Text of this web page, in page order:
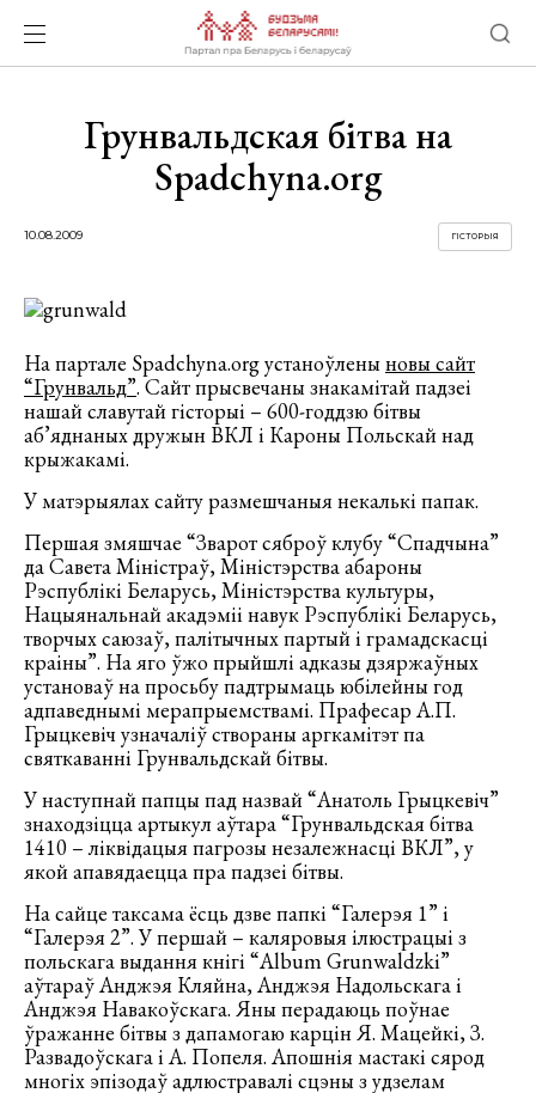
Грунвальдская бітва на
Spadchyna.org
10.08.2009 ГІСТОРЫЯ
На партале Spadchyna.org устаноўленыновы сайт
“Грунвальд”. Сайт прысвечаны знакамітай падзеі
нашай славутай гісторыі – 600-годдзю бітвы
аб’яднаных дружын ВКЛ і Кароны Польскай над
крыжакамі.
У матэрыялах сайту размешчаныя некалькі папак.
Першая змяшчае “Зварот сяброў клубу “Спадчына”
да Савета Міністраў, Міністэрства абароны
Рэспублікі Беларусь, Міністэрства культуры,
Нацыянальнай акадэміі навук Рэспублікі Беларусь,
творчых саюзаў, палітычных партый і грамадскасці
краіны”. На яго ўжо прыйшлі адказы дзяржаўных
установаў на просьбу падтрымаць юбілейны год
адпаведнымі мерапрыемствамі. Прафесар А.П.
Грыцкевіч узначаліў створаны аргкамітэт па
святкаванні Грунвальдскай бітвы.
У наступнай папцы пад назвай “Анатоль Грыцкевіч”
знаходзіцца артыкул аўтара “Грунвальдская бітва
1410 – ліквідацыя пагрозы незалежнасці ВКЛ”, у
якой апавядаецца пра падзеі бітвы.
На сайце таксама ёсць дзве папкі “Галерэя 1” і
“Галерэя 2”. У першай – каляровыя ілюстрацыі з
польскага выдання кнігі “Album Grunwaldzki”
аўтараў Анджэя Кляйна, Анджэя Надольскага і
Анджэя Навакоўскага. Яны перадаюць поўнае
ўражанне бітвы з дапамогаю карцін Я. Мацейкі, З.
Развадоўскага і А. Попеля. Апошнія мастакі сярод
многіх эпізодаў адлюстравалі сцэны з удзелам